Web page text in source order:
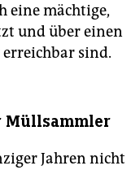
eine mächtige,
und über einen
sind.
Müllsammler
Jahren nicht